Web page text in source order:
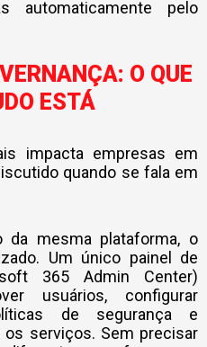
automaticamente pelo
O QUE
ESTÁ
impacta empresas em
quando se fala em
da mesma plataforma, o
Um único painel de
365 Admin Center)
usuários, configurar
de segurança e
serviços. Sem precisar